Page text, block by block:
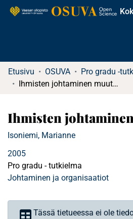
Etusivu OSUVA
Ihmisten johtaminen muutoksessa
Ihmisten
Isoniemi, Marianne
2005
Pro gradu - tutkielma
Johtaminen ja organisaatiot
Tässä tietueessa ei ole